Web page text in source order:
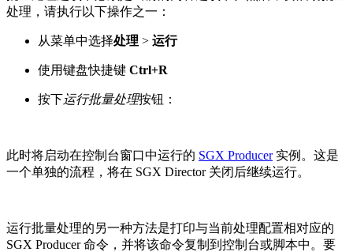
处理，请执行以下操作之一：
从菜单中选择处理 > 运行
使用键盘快捷键 Ctrl+R
按下运行批量处理按钮：
此时将启动在控制台窗口中运行的 SGX Producer实例。这是
一个单独的流程，将在 SGX Director 关闭后继续运行。
运行批量处理的另一种方法是打印与当前处理配置相对应的
SGX Producer 命令，并将该命令复制到控制台或脚本中。要